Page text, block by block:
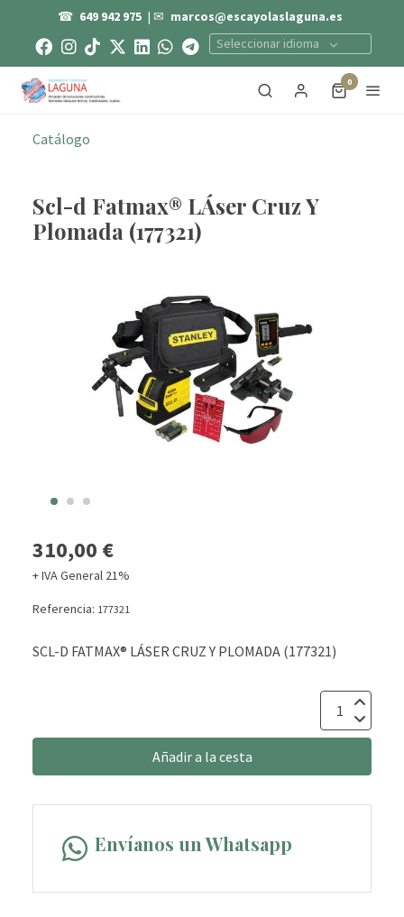
☎ 649 942 975 | ✉ marcos@escayolaslaguna.es
Seleccionar idioma
0
Catálogo
Scl-d Fatmax® LÁser Cruz Y
Plomada (177321)
310,00 €
+ IVA General 21%
Referencia: 177321
SCL-D FATMAX® LÁSER CRUZ Y PLOMADA (177321)
Añadir a la cesta
Envíanos un Whatsapp